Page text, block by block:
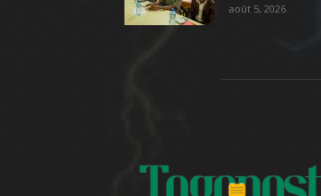
août 5, 2026